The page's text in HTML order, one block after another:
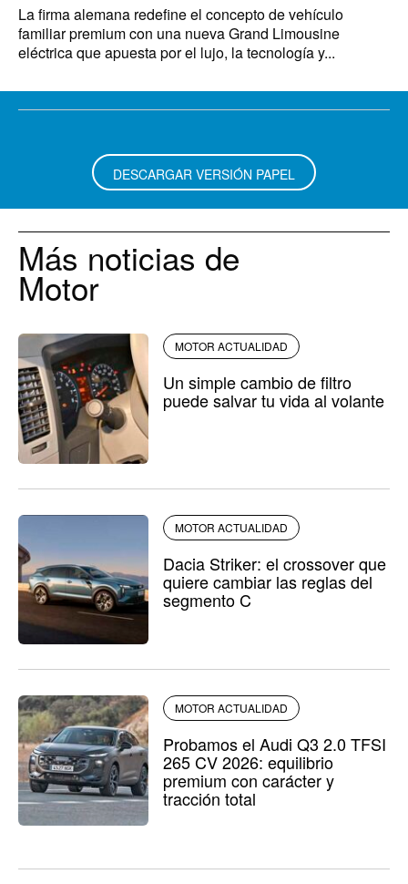
La firma alemana redefine el concepto de vehículo
familiar premium con una nueva Grand Limousine
eléctrica que apuesta por el lujo, la tecnología y...
DESCARGAR VERSIÓN PAPEL
Más noticias de
Motor
MOTOR ACTUALIDAD
Un simple cambio de filtro
puede salvar tu vida al volante
MOTOR ACTUALIDAD
Dacia Striker: el crossover que
quiere cambiar las reglas del
segmento C
MOTOR ACTUALIDAD
Probamos el Audi Q3 2.0 TFSI
265 CV 2026: equilibrio
premium con carácter y
tracción total